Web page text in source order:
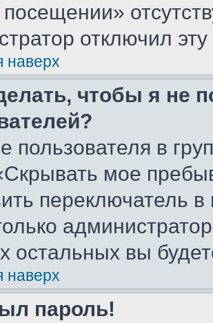
отключил
наверх
чтобы я не
пользователя в
мое
переключатель
остальных вы
наверх
пароль!